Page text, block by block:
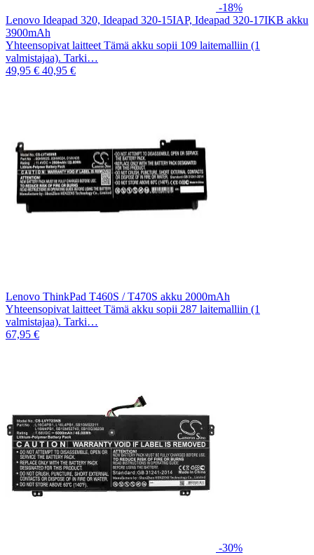
-18%
Lenovo Ideapad 320, Ideapad 320-15IAP, Ideapad 320-17IKB akku
3900mAh
Yhteensopivat laitteet Tämä akku sopii 109 laitemalliin (1
valmistajaa). Tarki…
49,95 € 40,95 €
Lenovo ThinkPad T460S / T470S akku 2000mAh
Yhteensopivat laitteet Tämä akku sopii 287 laitemalliin (1
valmistajaa). Tarki…
67,95 €
-30%